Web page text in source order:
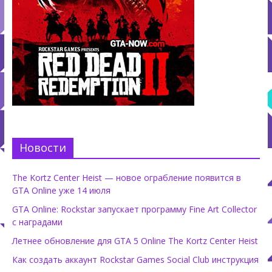
Новости
The Kortz Center Heist — новое ограбление появится в
GTA Online уже 14 июля
GTA Online: Rockstar запускает программу Fine Art Collector
с наградами
Летнее обновление для GTA 5 Online The Kortz Center Heist
Как создать аккаунт Rockstar Games Social Club инструкция